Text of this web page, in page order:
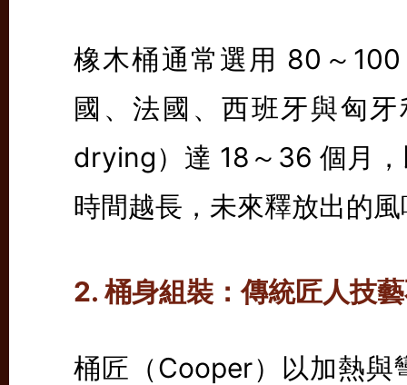
橡木桶通常選用 80～
國、法國、西班牙與匈
drying）達 18～36 個月
時間越長，未來釋放出的
2. 桶身組裝：傳統匠人技
桶匠（Cooper）以加熱與